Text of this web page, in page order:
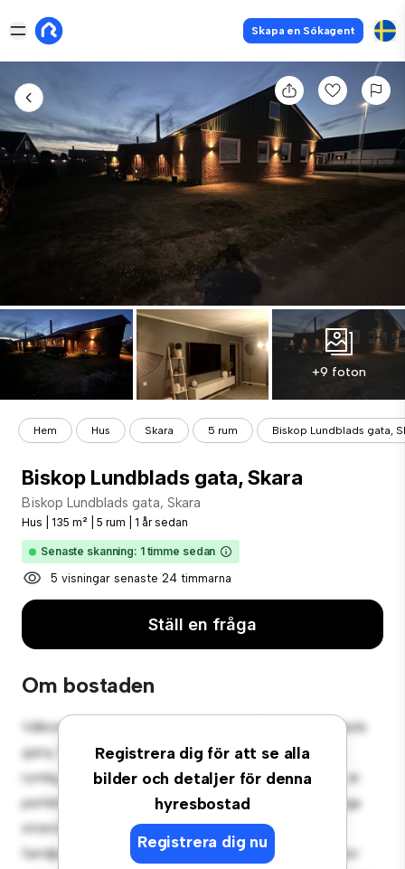
Skapa en Sökagent
+9 foton
Hem Hus Skara 5 rum Biskop Lundblads gata,
Biskop Lundblads gata, Skara
Biskop Lundblads gata, Skara
Hus 135 m² 5 rum 1 år sedan
Senaste skanning: 1 timme sedan
5 visningar senaste 24 timmarna
Ställ en fråga
Om bostaden
Registrera dig för att se alla
bilder och detaljer för denna
hyresbostad
Registrera dig nu
Välkommen till din nya förortsoas på Biskop Lundblads
gata, Skara! Detta charmiga 5-rumshus erbjuder en
rymlig och välkomnande miljö. Den stora bakgården är
perfekt för utomhussammankomster, och den mysiga
interiören ger en bekväm tillflyktsort. Beläget i ett
familjevänligt område, har du tillgång till parker, skolor